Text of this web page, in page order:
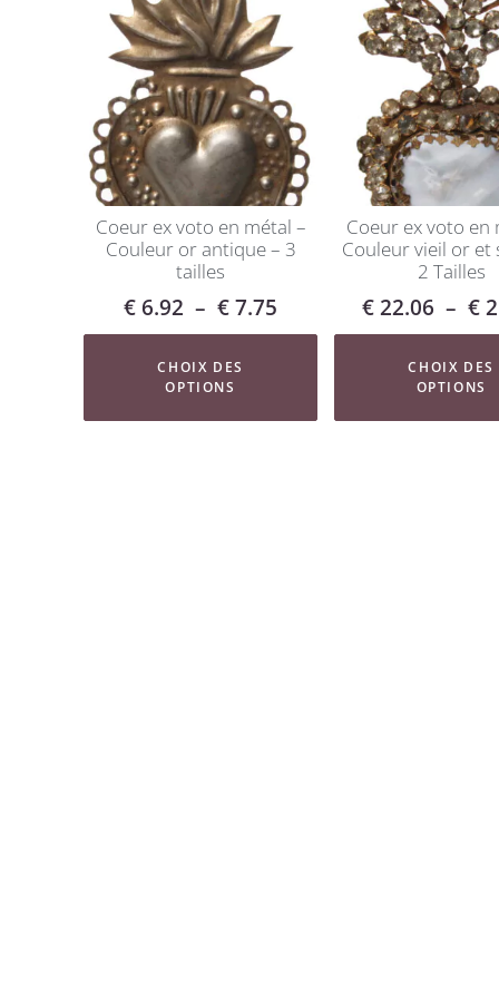
Coeur ex voto en métal –
Couleur or antique – 3
tailles
€ 6.92 – €7.75
CHOIX DES
OPTIONS
Coeur ex voto en
Couleur vieil or et
2 Tailles
€22.06 – €
CHOIX DES
OPTIONS